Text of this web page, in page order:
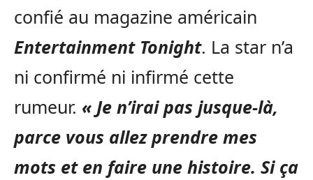
confié au magazine américain
Entertainment Tonight. La star n’a
ni confirmé ni infirmé cette
rumeur. « Je n’irai pas jusque-là,
parce vous allez prendre mes
mots et en faire une histoire. Si ça